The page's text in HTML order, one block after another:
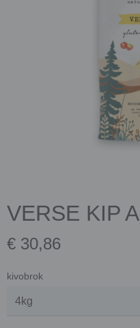
VERSE KIP
€ 30,86
kivobrok